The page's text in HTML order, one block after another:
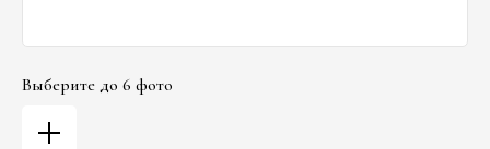
Выберите до 6 фото